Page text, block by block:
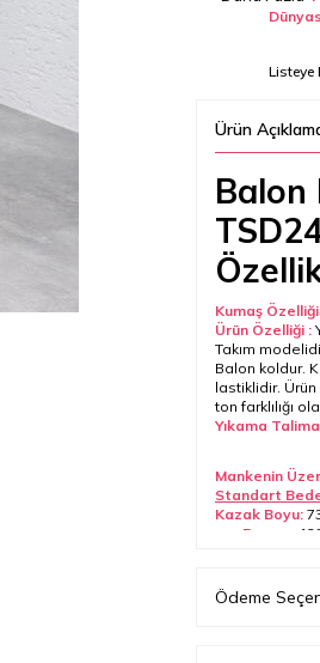
Listeye
Ürün
Balon
Kumaş
Ürün Özelliği :
Takım
Balon koldur.
lastiklidir.
ton farklılığı
Yıkama
Mankenin
Standart
Kazak Boyu:
Basen :
Ödeme